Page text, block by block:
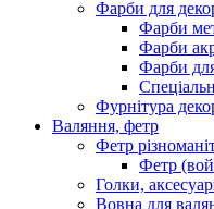
Фарби для
Фарби
Фарби
Фарби для
Фурнітура
Валяння, фетр
Фетр
Фетр
Голки,
Вовна для